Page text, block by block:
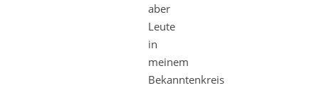
aber
Leute
in
meinem
Bekanntenkreis